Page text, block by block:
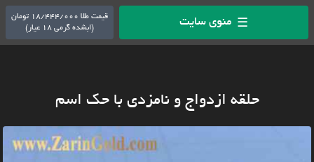
☰ منوی سایت
قیمت طلا 18/444/000 تومان
(ابشده گرمی 18 عیار)
حلقه ازدواج و نامزدی با حک اسم